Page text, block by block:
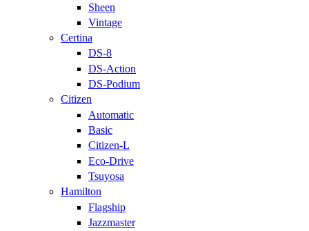
Sheen
Vintage
Certina
DS-8
DS-Action
DS-Podium
Citizen
Automatic
Basic
Citizen-L
Eco-Drive
Tsuyosa
Hamilton
Flagship
Jazzmaster